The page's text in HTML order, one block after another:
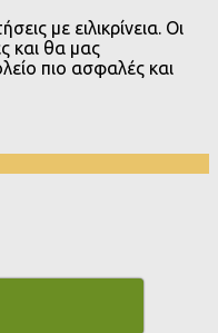
με ειλικρίνεια. Οι
και θα μας
πιο ασφαλές και